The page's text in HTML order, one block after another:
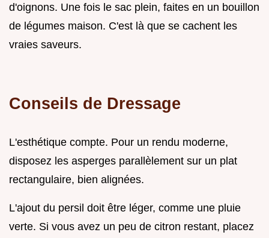
d'oignons. Une fois le sac plein, faites en un bouillon
de légumes maison. C'est là que se cachent les
vraies saveurs.
Conseils de Dressage
L'esthétique compte. Pour un rendu moderne,
disposez les asperges parallèlement sur un plat
rectangulaire, bien alignées.
L'ajout du persil doit être léger, comme une pluie
verte. Si vous avez un peu de citron restant, placez